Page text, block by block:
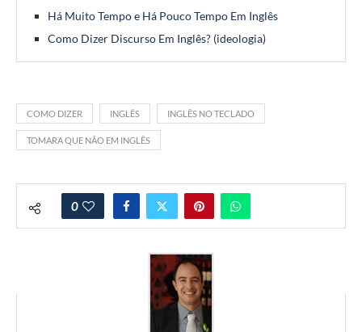
Há Muito Tempo e Há Pouco Tempo Em Inglês
Como Dizer Discurso Em Inglês? (ideologia)
COMO DIZER INGLÊS INGLÊS NO TECLADO
TOMARA QUE NÃO EM INGLÊS
0